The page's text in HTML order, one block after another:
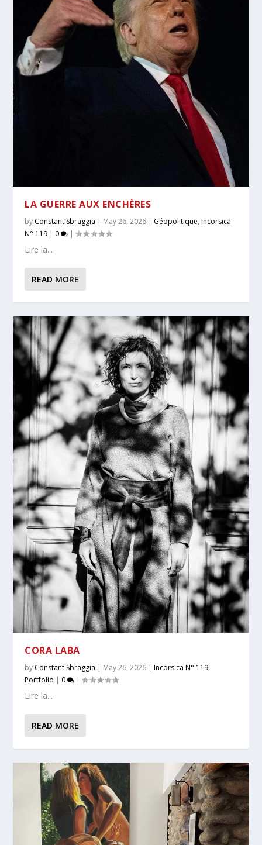
LA GUERRE AUX ENCHÈRES
by Constant Sbraggia May 26, 2026 Géopolitique,Incorsica
N° 119
0 |
Lire la...
READ MORE
CORA LABA
by Constant Sbraggia | May 26, 2026 |Incorsica N° 119,
Portfolio | 0 |
Lire la...
READ MORE